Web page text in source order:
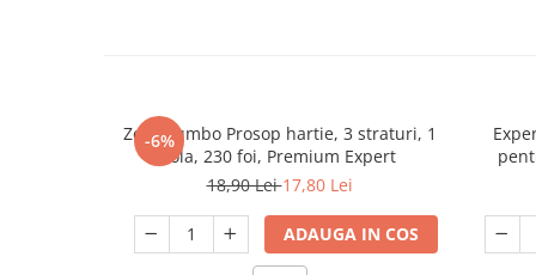
-6%
Zewa Jumbo Prosop hartie, 3 straturi, 1
rola, 230 foi, Premium Expert
18,90 Lei17,80 Lei
ADAUGA IN COS